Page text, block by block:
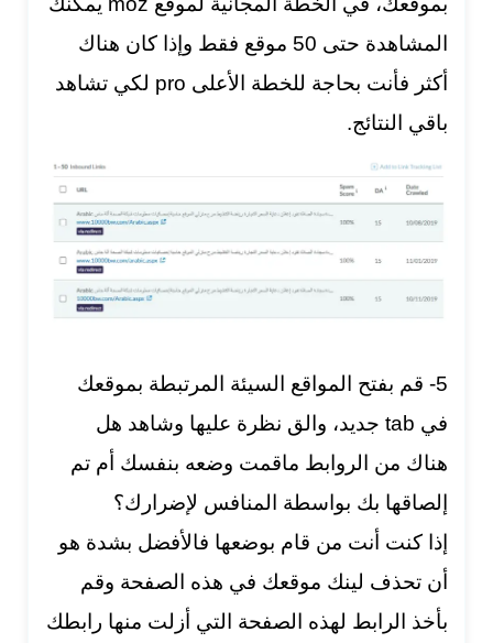
المشاهدة حتى 50 موقع فقط وإذا كان هناك
أكثر فأنت بحاجة للخطة الأعلى pro لكي تشاهد
باقي النتائج.
5- قم بفتح المواقع السيئة المرتبطة بموقعك
في tab جديد، والق نظرة عليها وشاهد هل
هناك من الروابط ماقمت وضعه بنفسك أم تم
إلصاقها بك بواسطة المنافس لإضرارك؟
إذا كنت أنت من قام بوضعها فالأفضل بشدة هو
أن تحذف لينك موقعك في هذه الصفحة وقم
بأخذ الرابط لهذه الصفحة التي أزلت منها رابطك